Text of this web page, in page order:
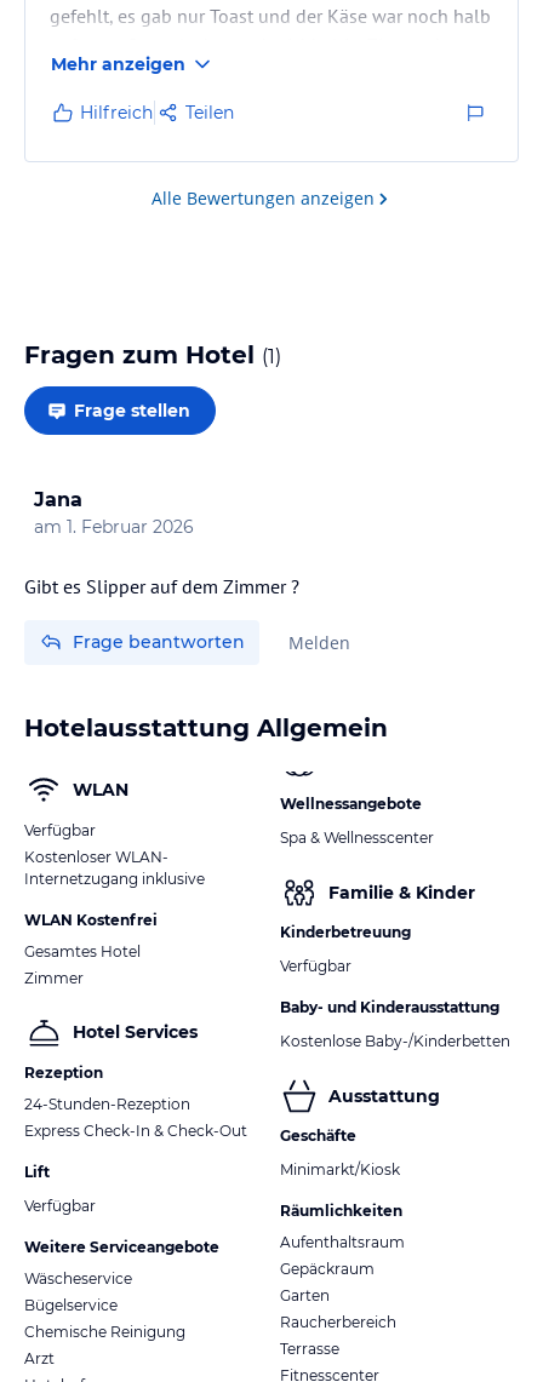
gefehlt, es gab nur Toast und der Käse war noch halb
wir in Etage 0 mit Blick in den Innenhof ganz unten,
ein Tausch nach einer Nacht wäre allerdings möglich
gewesen. Außerdem hat sich die Klimaanlage von
alleine/über den Tag immer kälter verstellt. Sonst
waren wir zufrieden!
Mehr anzeigen
Hilfreich Teilen
Alle Bewertungen anzeigen
Fragen zum Hotel (1)
Frage stellen
Jana
am 1. Februar 2026
Gibt es Slipper auf dem Zimmer ?
Frage beantworten Melden
Hotelausstattung Allgemein
WLAN
Verfügbar
Kostenloser WLAN-
Internetzugang inklusive
WLAN Kostenfrei
Gesamtes Hotel
Zimmer
Hotel Services
Rezeption
24-Stunden-Rezeption
Express Check-In & Check-Out
Lift
Verfügbar
Weitere Serviceangebote
Wäscheservice
Bügelservice
Chemische Reinigung
Arzt
Wellnessangebote
Spa & Wellnesscenter
Familie & Kinder
Kinderbetreuung
Verfügbar
Baby- und Kinderausstattung
Kostenlose Baby-/Kinderbetten
Ausstattung
Geschäfte
Minimarkt/Kiosk
Räumlichkeiten
Aufenthaltsraum
Gepäckraum
Garten
Raucherbereich
Terrasse
Fitnesscenter